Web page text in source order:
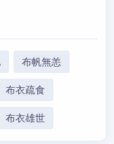
布帆無恙
布衣疏食
布衣雄世